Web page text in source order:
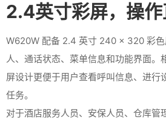
2.4英寸彩屏，操
W620W 配备 2.4 英寸 240 × 320 彩
人、通话状态、菜单信息和功能界面。
屏设计更便于用户查看呼叫信息、进行
任务。
对于酒店服务人员、安保人员、仓库管